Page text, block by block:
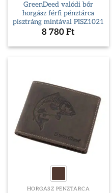
GreenDeed valódi bőr
horgász férfi pénztárca
pisztráng mintával PISZ1021
8 780 Ft
HORGÁSZ PÉNZTÁRCA